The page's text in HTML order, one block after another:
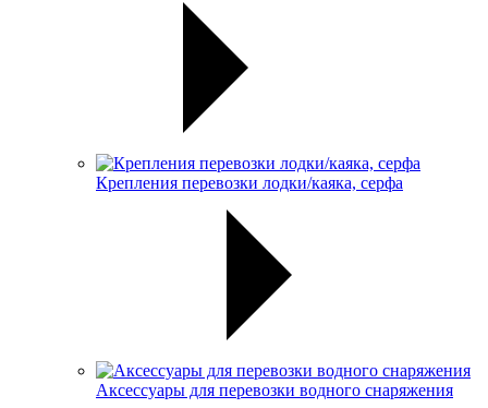
Крепления перевозки лодки/каяка, серфа
Аксессуары для перевозки водного снаряжения